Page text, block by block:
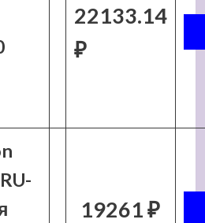
22133.14
₽
19261 ₽